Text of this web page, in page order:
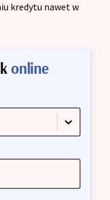
kredytu nawet w
online